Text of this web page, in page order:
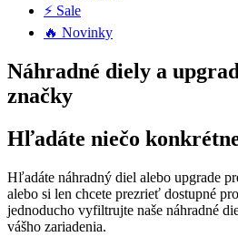
⚡ Sale
🔥 Novinky
Náhradné diely a
značky
Hľadáte niečo
Hľadáte náhradný diel alebo upgrade
alebo si len chcete prezrieť dostupné
jednoducho vyfiltrujte naše náhradné
vášho zariadenia.